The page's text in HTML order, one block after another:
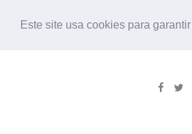
Este site usa cookies para